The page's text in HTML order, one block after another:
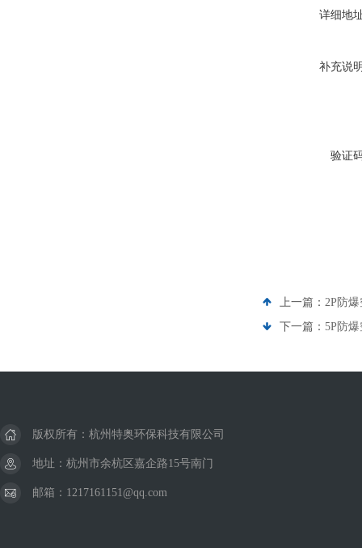
详细地
补充说
验证
上一篇： 2P防
下一篇： 5P防
版权所有：杭州特奥环保科技有限公司
地址：杭州市余杭区嘉企路15号南门
邮箱：1217161151@qq.com